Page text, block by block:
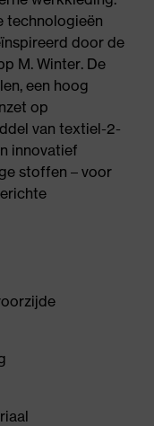
technologieën
door de
M. Winter. De
een hoog
op
van textiel-2-
innovatief
stoffen – voor